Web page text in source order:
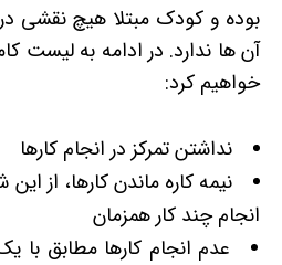
بوده و کودک مبتلا هیچ نقشی
آن ها ندارد. در ادامه به لیست
خواهیم کرد:
نداشتن تمرکز در انجام کارها
نیمه کاره ماندن کارها، از
انجام چند کار همزمان
عدم انجام کارها مطابق با